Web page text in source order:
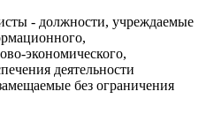
- должности, учреждаемые
экономического,
деятельности
без ограничения